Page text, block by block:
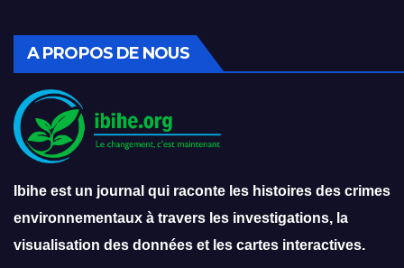
A PROPOS DE NOUS
Ibihe est un journal qui raconte les histoires des crimes
environnementaux à travers les investigations, la
visualisation des données et les cartes interactives.